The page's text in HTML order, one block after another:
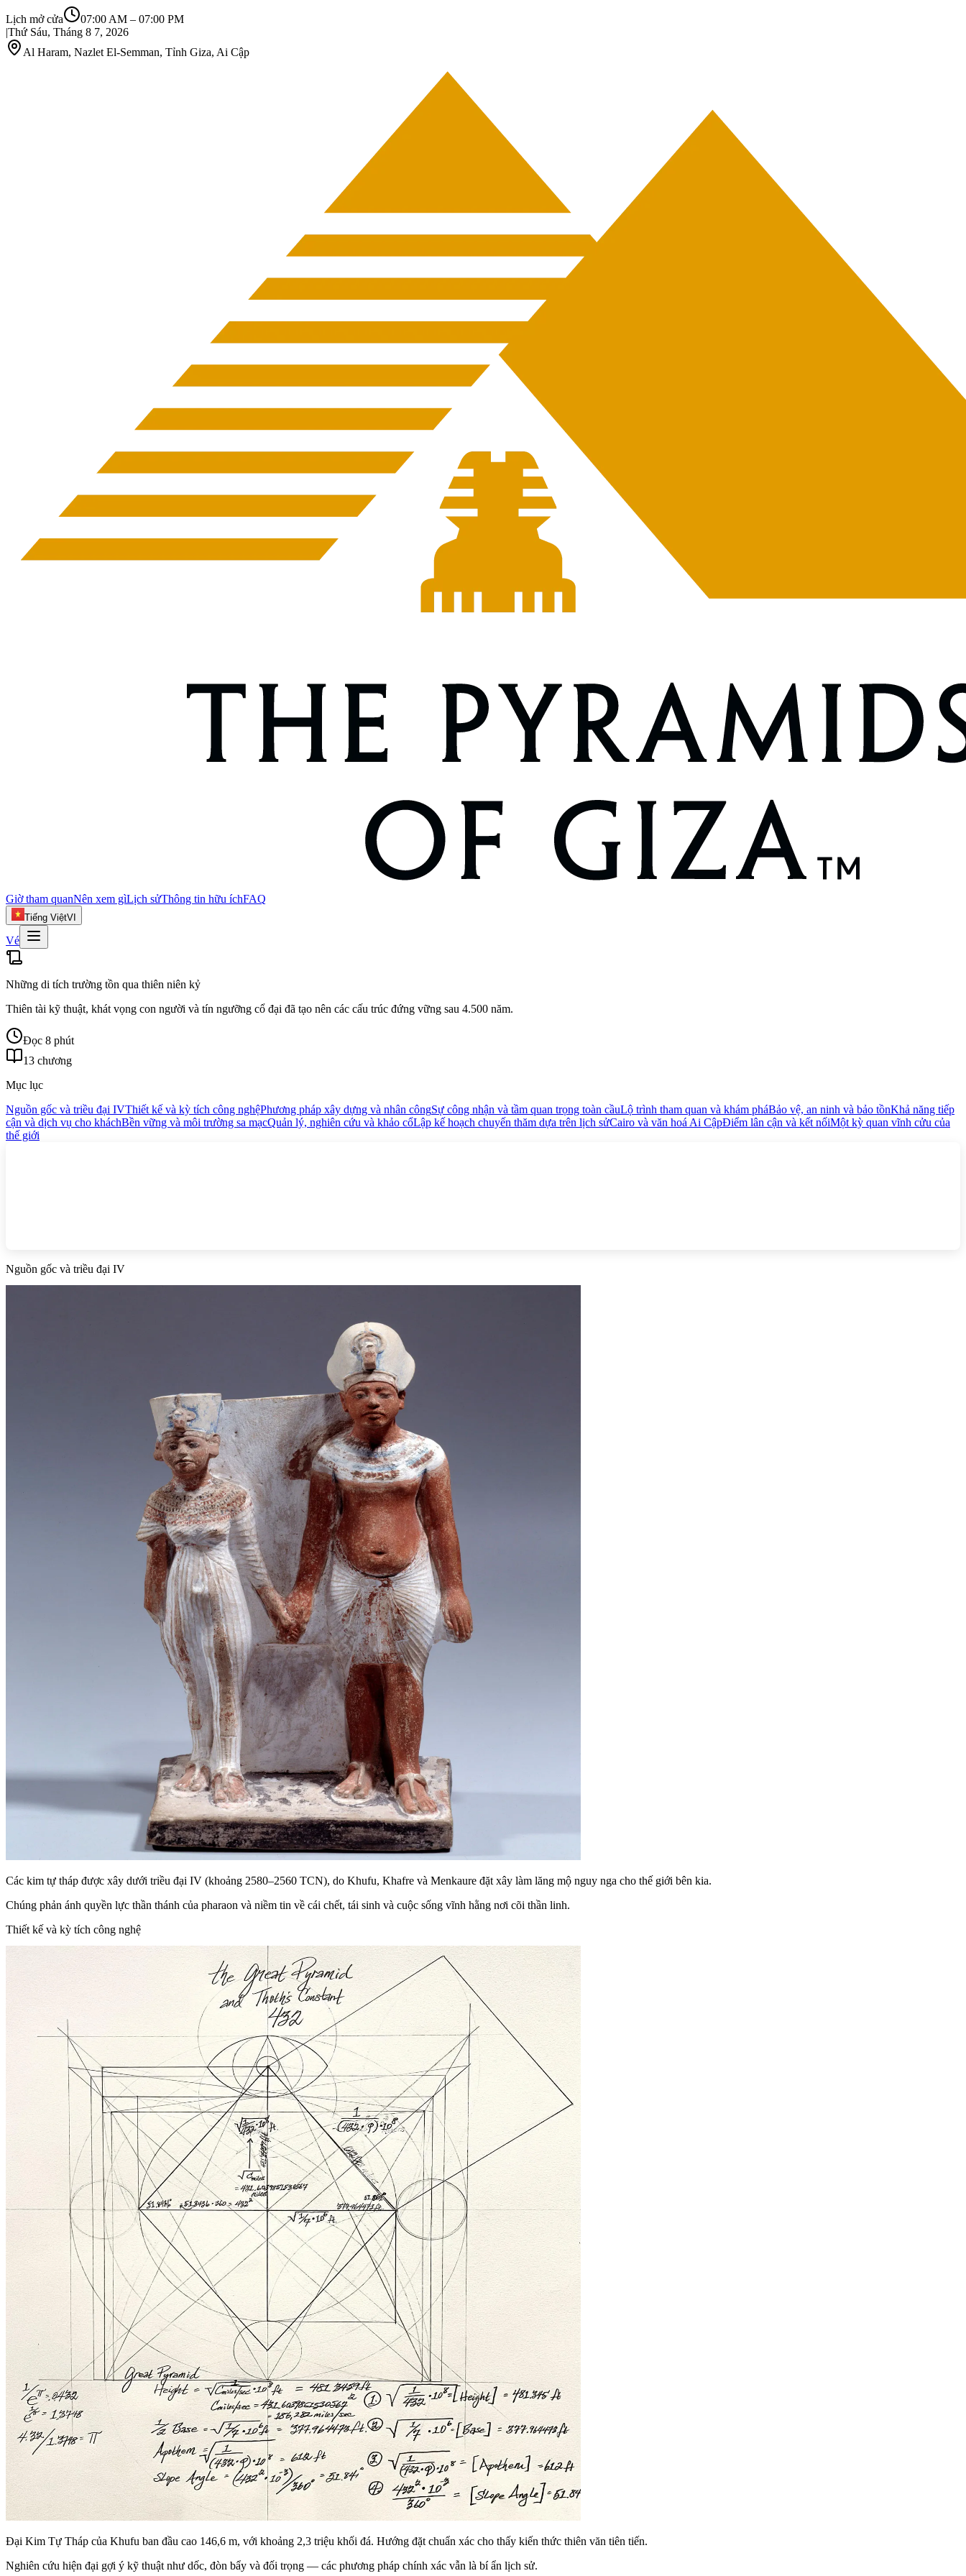
Lịch mở cửa 07:00 AM – 07:00 PM
|Thứ Sáu, Tháng 8 7, 2026
Al Haram, Nazlet El-Semman, Tỉnh Giza, Ai Cập
Giờ tham quanNên xem gìLịch sửThông tin hữu íchFAQ
Tiếng ViệtVI
Vé
Những di tích trường tồn qua thiên niên kỷ
Thiên tài kỹ thuật, khát vọng con người và tín ngưỡng cổ đại đã tạo nên các cấu trúc đứng vững sau 4.500 năm.
Đọc 8 phút
13 chương
Mục lục
Nguồn gốc và triều đại IVThiết kế và kỳ tích công nghệPhương pháp xây dựng và nhân côngSự công nhận và tầm quan trọng toàn cầuLộ trình tham quan và khám pháBảo vệ, an ninh và bảo tồnKhả năng tiếp
cận và dịch vụ cho kháchBền vững và môi trường sa mạcQuản lý, nghiên cứu và khảo cổLập kế hoạch chuyến thăm dựa trên lịch sửCairo và văn hoá Ai CậpĐiểm lân cận và kết nốiMột kỳ quan vĩnh cửu của
thế giới
Nguồn gốc và triều đại IV
Các kim tự tháp được xây dưới triều đại IV (khoảng 2580–2560 TCN), do Khufu, Khafre và Menkaure đặt xây làm lăng mộ nguy nga cho thế giới bên kia.
Chúng phản ánh quyền lực thần thánh của pharaon và niềm tin về cái chết, tái sinh và cuộc sống vĩnh hằng nơi cõi thần linh.
Thiết kế và kỳ tích công nghệ
Đại Kim Tự Tháp của Khufu ban đầu cao 146,6 m, với khoảng 2,3 triệu khối đá. Hướng đặt chuẩn xác cho thấy kiến thức thiên văn tiên tiến.
Nghiên cứu hiện đại gợi ý kỹ thuật như dốc, đòn bẩy và đối trọng — các phương pháp chính xác vẫn là bí ẩn lịch sử.